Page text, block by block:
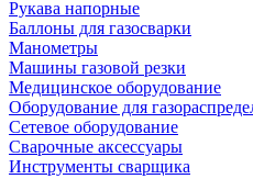
Рукава напорные
Баллоны для газосварки
Манометры
Машины газовой резки
Медицинское оборудование
Оборудование для
Сетевое оборудование
Сварочные аксессуары
Инструменты сварщика